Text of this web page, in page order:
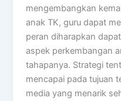
mengembangkan
anak TK, guru dapat
peran diharapkan
aspek perkembangan
tahapanya. Strategi
mencapai pada tujuan
media yang menarik